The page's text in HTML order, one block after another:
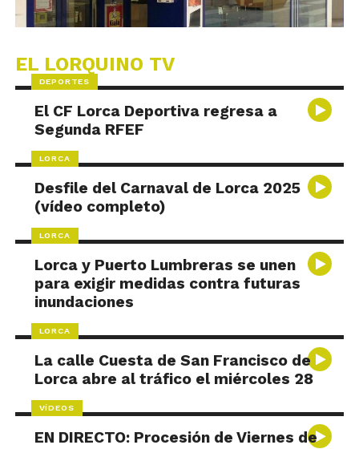
EL LORQUINO TV
DEPORTES
El CF Lorca Deportiva regresa a
Segunda RFEF
LORCA
Desfile del Carnaval de Lorca 2025
(vídeo completo)
LORCA
Lorca y Puerto Lumbreras se unen
para exigir medidas contra futuras
inundaciones
LORCA
La calle Cuesta de San Francisco de
Lorca abre al tráfico el miércoles 28
VÍDEOS
EN DIRECTO: Procesión de Viernes de